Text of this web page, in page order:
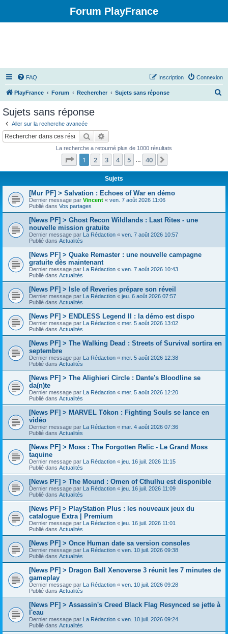
Forum PlayFrance
FAQ Connexion
Inscription
PlayFrance Forum Rechercher Sujets sans réponse
Sujets sans réponse
Aller sur la recherche avancée
Rechercher
La recherche a retourné plus de 1000 résultats
Page 1sur40
1 2 3 4 5 40
Sujets
[Mur PF] > Salvation : Echoes of War en démo
Dernier message par Vincent « ven. 7 août 2026 11:06
Publié dans Vos partages
[News PF] > Ghost Recon Wildlands : Last Rites - une
nouvelle mission gratuite
Dernier message par La Rédaction « ven. 7 août 2026 10:57
Publié dans Actualités
[News PF] > Quake Remaster : une nouvelle campagne
gratuite dès maintenant
Dernier message par La Rédaction « ven. 7 août 2026 10:43
Publié dans Actualités
[News PF] > Isle of Reveries prépare son réveil
Dernier message par La Rédaction « jeu. 6 août 2026 07:57
Publié dans Actualités
[News PF] > ENDLESS Legend II : la démo est dispo
Dernier message par La Rédaction « mer. 5 août 2026 13:02
Publié dans Actualités
[News PF] > The Walking Dead : Streets of Survival sortira en
septembre
Dernier message par La Rédaction « mer. 5 août 2026 12:38
Publié dans Actualités
[News PF] > The Alighieri Circle : Dante's Bloodline se
da(n)te
Dernier message par La Rédaction « mer. 5 août 2026 12:20
Publié dans Actualités
[News PF] > MARVEL Tōkon : Fighting Souls se lance en
vidéo
Dernier message par La Rédaction « mar. 4 août 2026 07:36
Publié dans Actualités
[News PF] > Moss : The Forgotten Relic - Le Grand Moss
taquine
Dernier message par La Rédaction « jeu. 16 juil. 2026 11:15
Publié dans Actualités
[News PF] > The Mound : Omen of Cthulhu est disponible
Dernier message par La Rédaction « jeu. 16 juil. 2026 11:09
Publié dans Actualités
[News PF] > PlayStation Plus : les nouveaux jeux du
catalogue Extra | Premium
Dernier message par La Rédaction « jeu. 16 juil. 2026 11:01
Publié dans Actualités
[News PF] > Once Human date sa version consoles
Dernier message par La Rédaction « ven. 10 juil. 2026 09:38
Publié dans Actualités
[News PF] > Dragon Ball Xenoverse 3 réunit les 7 minutes de
gameplay
Dernier message par La Rédaction « ven. 10 juil. 2026 09:28
Publié dans Actualités
[News PF] > Assassin's Creed Black Flag Resynced se jette à
l'eau
Dernier message par La Rédaction « ven. 10 juil. 2026 09:24
Publié dans Actualités